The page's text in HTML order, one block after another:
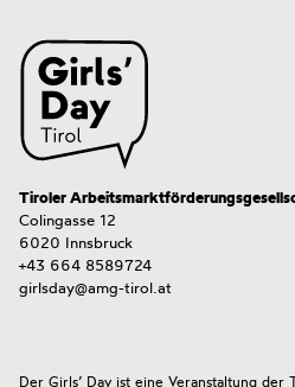
Tiroler
Colingasse 12
6020 Innsbruck
+43 664 8589724
girlsday@amg-tirol.at
Der Girls’ Day ist eine Veranstaltung der